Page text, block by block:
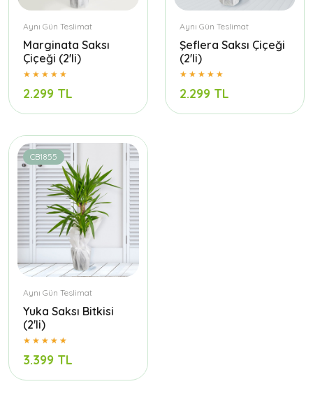
Aynı Gün Teslimat
Marginata Saksı
Çiçeği (2'li)
2.299 TL
Aynı Gün Teslimat
Şeflera Saksı Çiçeği
(2'li)
2.299 TL
CB1855
Aynı Gün Teslimat
Yuka Saksı Bitkisi
(2'li)
3.399 TL